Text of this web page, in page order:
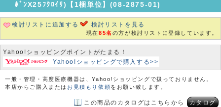
ﾎﾟﾝX25ﾌｸﾛｲﾘ)【1梱単位】(08-2875-01)
検討リストに追加する 検討リストを見る
現在85名 の方が検討リストに登録しています。
Yahoo!ショッピングポイントがたまる！
Yahoo!ショッピングで購入する>>
一般・管理・高度医療機器は、Yahoo!ショッピングで扱っておりません。
本店からご購入または お見積もり依頼をお願い致します。
この商品のカタログはこちらから カタログ